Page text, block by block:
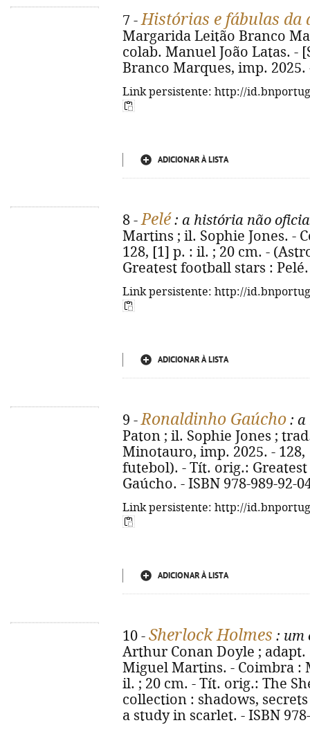
7 -Histórias e fábulas da
Margarida Leitão Branco
colab. Manuel João Latas. -
Branco Marques, imp. 2025.
Link persistente: http://
ADICIONAR À LISTA
8 -Pelé : a história não
Martins ; il. Sophie Jones. -
128, [1] p. : il. ; 20 cm. -
Greatest football stars : Pelé.
Link persistente: http://
ADICIONAR À LISTA
9 -Ronaldinho Gaúcho : a
Paton ; il. Sophie Jones ;
Minotauro, imp. 2025. -
futebol). - Tít. orig.:
Gaúcho. - ISBN 978-989-92-
Link persistente: http://
ADICIONAR À LISTA
10 - Sherlock Holmes : um
Arthur Conan Doyle ;
Miguel Martins. - Coimbra :
il. ; 20 cm. - Tít. orig.: The
collection : shadows,
a study in scarlet. - ISBN